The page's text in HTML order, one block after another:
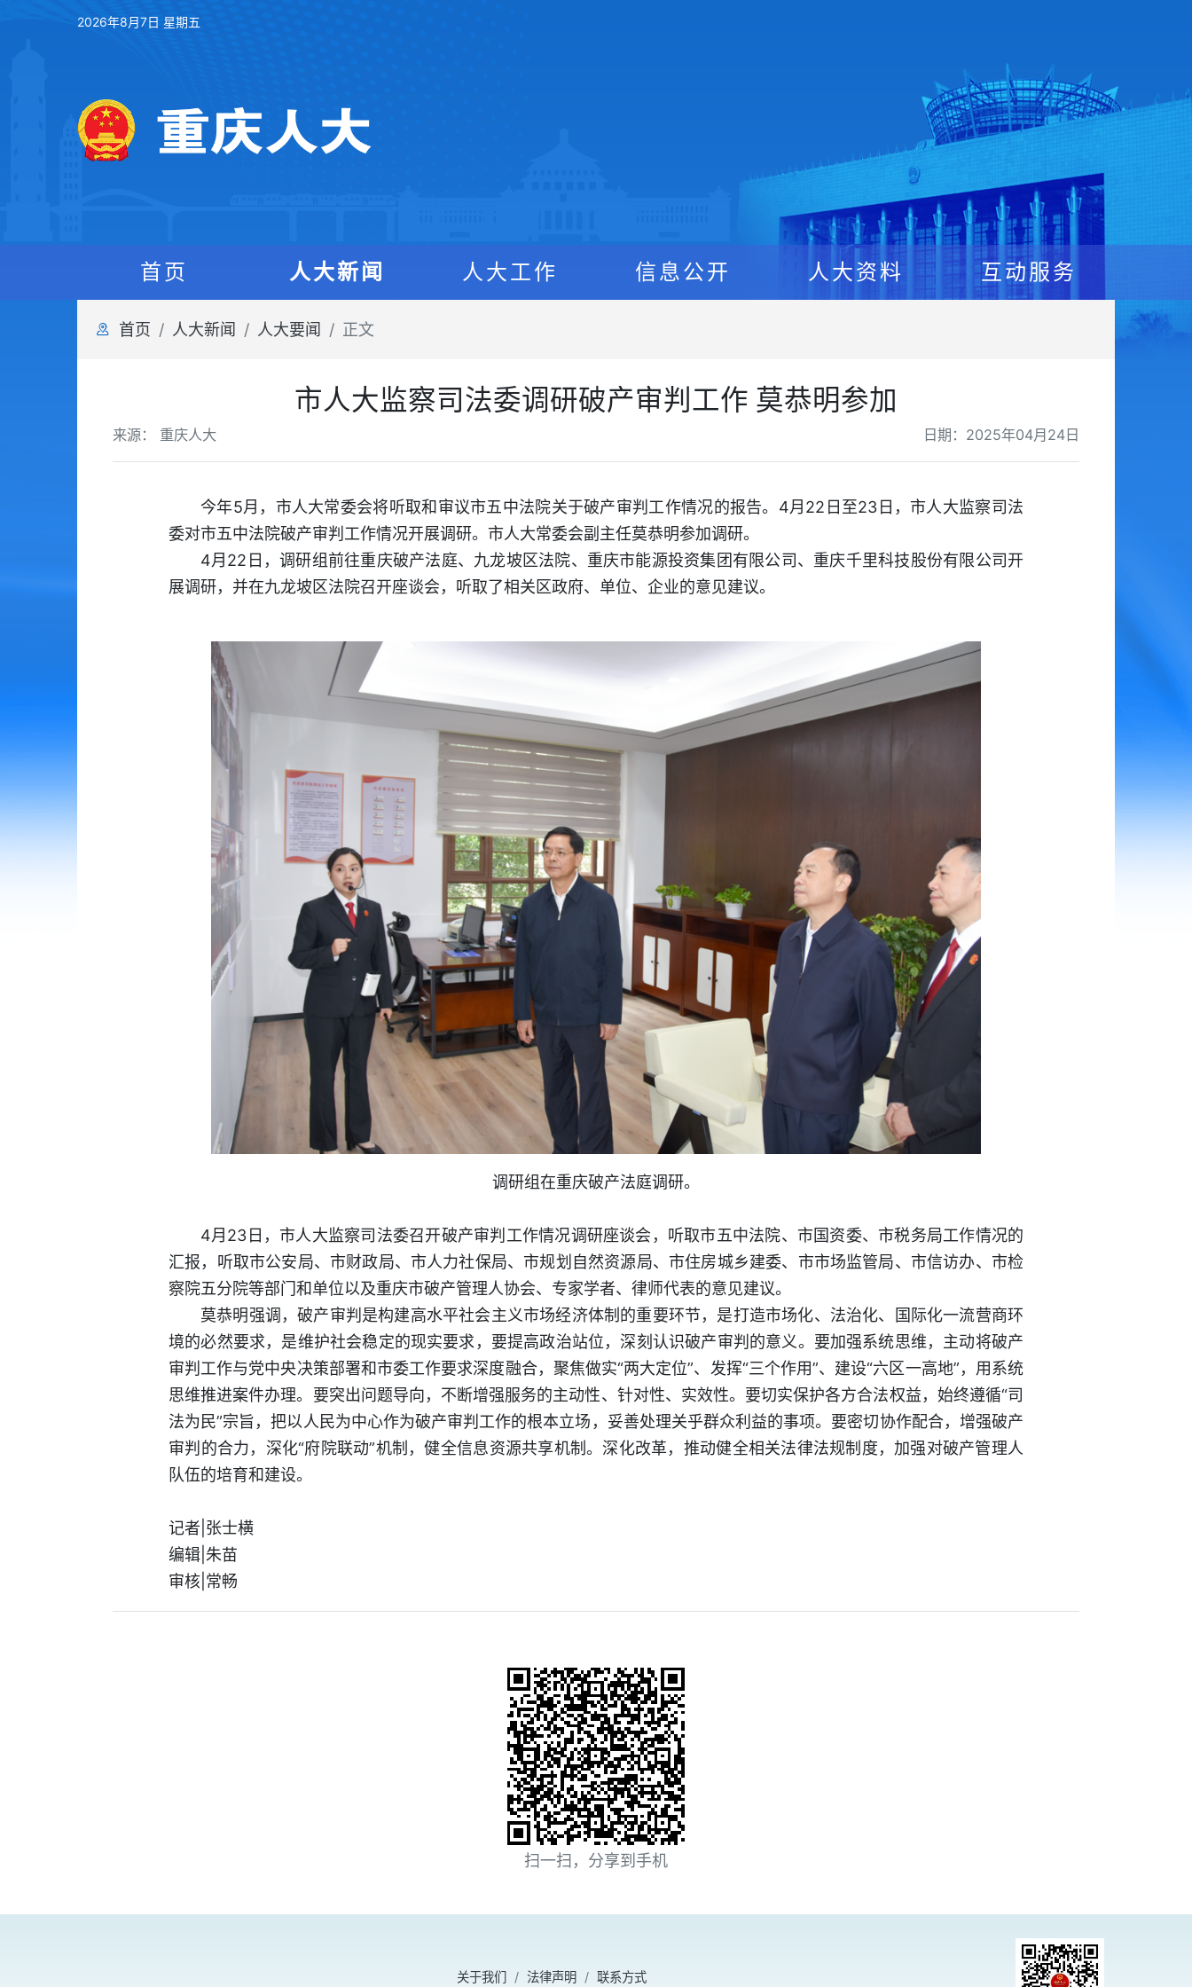
2026年8月7日 星期五
首页 人大新闻 人大工作 信息公开 人大资料 互动服务
首页 人大新闻 人大要闻 正文
市人大监察司法委调研破产审判工作 莫恭明参加
日期：2025年04月24日
来源： 重庆人大
今年5月，市人大常委会将听取和审议市五中法院关于破产审判工作情况的报告。4月22日至23日，市人大监察司法
委对市五中法院破产审判工作情况开展调研。市人大常委会副主任莫恭明参加调研。
4月22日，调研组前往重庆破产法庭、九龙坡区法院、重庆市能源投资集团有限公司、重庆千里科技股份有限公司开
展调研，并在九龙坡区法院召开座谈会，听取了相关区政府、单位、企业的意见建议。
调研组在重庆破产法庭调研。
4月23日，市人大监察司法委召开破产审判工作情况调研座谈会，听取市五中法院、市国资委、市税务局工作情况的
汇报，听取市公安局、市财政局、市人力社保局、市规划自然资源局、市住房城乡建委、市市场监管局、市信访办、市检
察院五分院等部门和单位以及重庆市破产管理人协会、专家学者、律师代表的意见建议。
莫恭明强调，破产审判是构建高水平社会主义市场经济体制的重要环节，是打造市场化、法治化、国际化一流营商环
境的必然要求，是维护社会稳定的现实要求，要提高政治站位，深刻认识破产审判的意义。要加强系统思维，主动将破产
审判工作与党中央决策部署和市委工作要求深度融合，聚焦做实“两大定位”、发挥“三个作用”、建设“六区一高地”，用系统
思维推进案件办理。要突出问题导向，不断增强服务的主动性、针对性、实效性。要切实保护各方合法权益，始终遵循“司
法为民”宗旨，把以人民为中心作为破产审判工作的根本立场，妥善处理关乎群众利益的事项。要密切协作配合，增强破产
审判的合力，深化“府院联动”机制，健全信息资源共享机制。深化改革，推动健全相关法律法规制度，加强对破产管理人
队伍的培育和建设。
记者|张士横
编辑|朱苗
审核|常畅
扫一扫，分享到手机
关于我们 法律声明 联系方式